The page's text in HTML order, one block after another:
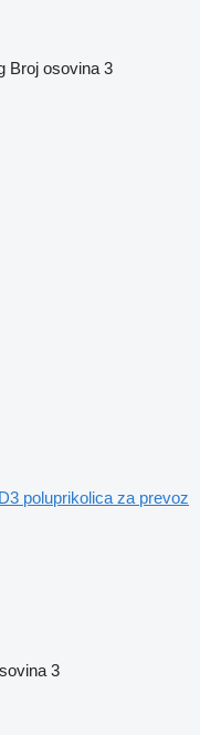
Broj osovina 3
poluprikolica za prevoz
3